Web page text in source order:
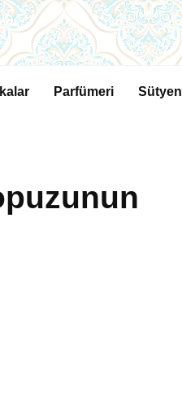
Parfümeri Sütyen